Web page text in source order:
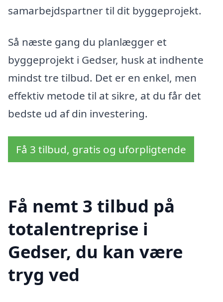
samarbejdspartner til dit byggeprojekt.
Så næste gang du planlægger et
byggeprojekt i Gedser, husk at indhente
mindst tre tilbud. Det er en enkel, men
effektiv metode til at sikre, at du får det
bedste ud af din investering.
Få 3 tilbud, gratis og uforpligtende
Få nemt 3 tilbud på
totalentreprise i
Gedser, du kan være
tryg ved